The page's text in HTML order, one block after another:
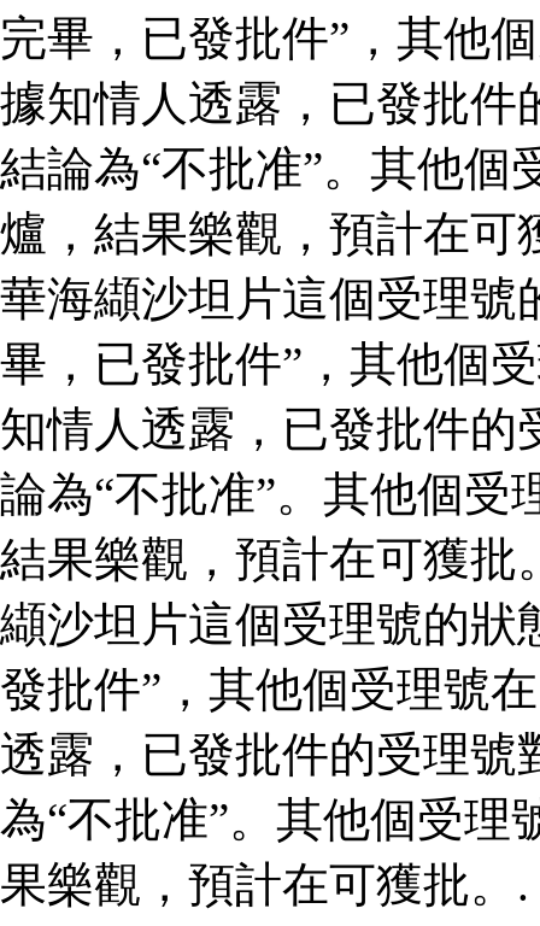
完畢，已發批件”，其他
據知情人透露，已發批件
結論為“不批准”。其他個
爐，結果樂觀，預計在可
華海纈沙坦片這個受理號
畢，已發批件”，其他個
知情人透露，已發批件的
論為“不批准”。其他個受
結果樂觀，預計在可獲批
纈沙坦片這個受理號的狀
發批件”，其他個受理號
透露，已發批件的受理號
為“不批准”。其他個受理
果樂觀，預計在可獲批。.